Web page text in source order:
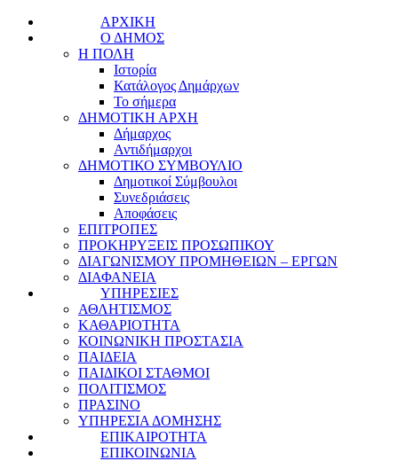
ΑΡΧΙΚΗ
Ο ΔΗΜΟΣ
Η ΠΟΛΗ
Ιστορία
Κατάλογος Δημάρχων
Το σήμερα
ΔΗΜΟΤΙΚΗ ΑΡΧΗ
Δήμαρχος
Αντιδήμαρχοι
ΔΗΜΟΤΙΚΟ ΣΥΜΒΟΥΛΙΟ
Δημοτικοί Σύμβουλοι
Συνεδριάσεις
Αποφάσεις
ΕΠΙΤΡΟΠΕΣ
ΠΡΟΚΗΡΥΞΕΙΣ ΠΡΟΣΩΠΙΚΟΥ
ΔΙΑΓΩΝΙΣΜΟΥ ΠΡΟΜΗΘΕΙΩΝ – ΕΡΓΩΝ
ΔΙΑΦΑΝΕΙΑ
ΥΠΗΡΕΣΙΕΣ
ΑΘΛΗΤΙΣΜΟΣ
ΚΑΘΑΡΙΟΤΗΤΑ
ΚΟΙΝΩΝΙΚΗ ΠΡΟΣΤΑΣΙΑ
ΠΑΙΔΕΙΑ
ΠΑΙΔΙΚΟΙ ΣΤΑΘΜΟΙ
ΠΟΛΙΤΙΣΜΟΣ
ΠΡΑΣΙΝΟ
ΥΠΗΡΕΣΙΑ ΔΟΜΗΣΗΣ
ΕΠΙΚΑΙΡΟΤΗΤΑ
ΕΠΙΚΟΙΝΩΝΙΑ